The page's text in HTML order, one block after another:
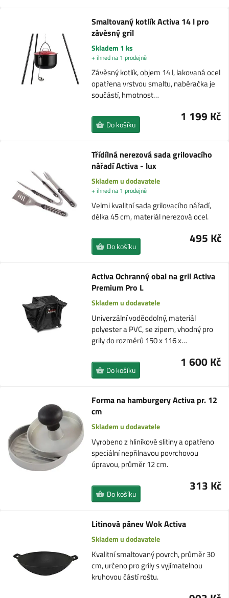
Smaltovaný kotlík Activa 14 l pro
závěsný gril
Skladem 1 ks
+ ihned na 1 prodejně
Závěsný kotlík, objem 14 l, lakovaná ocel
opatřena vrstvou smaltu, naběračka je
součástí, hmotnost…
1 199 Kč
Do košíku
Třídílná nerezová sada grilovacího
nářadí Activa - lux
Skladem u dodavatele
+ ihned na 1 prodejně
Velmi kvalitní sada grilovacího nářadí,
délka 45 cm, materiál nerezová ocel.
495 Kč
Do košíku
Activa Ochranný obal na gril Activa
Premium Pro L
Skladem u dodavatele
Univerzální voděodolný, materiál
polyester a PVC, se zipem, vhodný pro
grily do rozměrů 150 x 116 x…
1 600 Kč
Do košíku
Forma na hamburgery Activa pr. 12
cm
Skladem u dodavatele
Vyrobeno z hliníkové slitiny a opatřeno
speciální nepřilnavou povrchovou
úpravou, průměr 12 cm.
313 Kč
Do košíku
Litinová pánev Wok Activa
Skladem u dodavatele
Kvalitní smaltovaný povrch, průměr 30
cm, určeno pro grily s vyjímatelnou
kruhovou částí roštu.